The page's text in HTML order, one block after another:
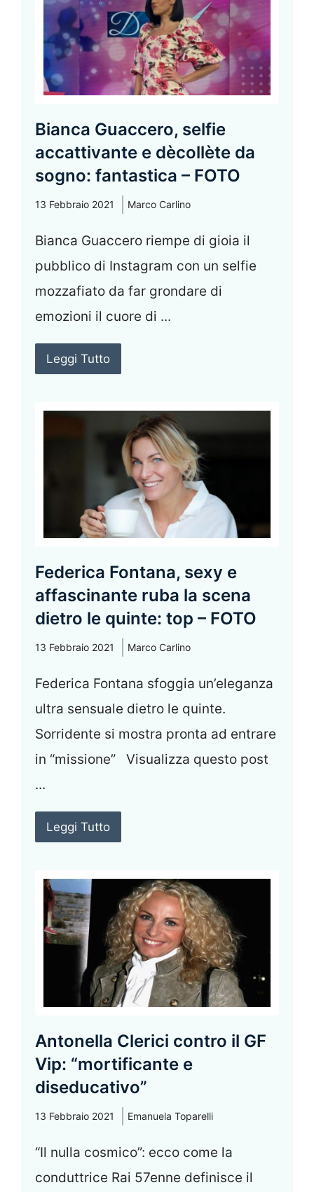
Bianca Guaccero, selfie
accattivante e dècollète da
sogno: fantastica – FOTO
13 Febbraio 2021 Marco Carlino
Bianca Guaccero riempe di gioia il
pubblico di Instagram con un selfie
mozzafiato da far grondare di
emozioni il cuore di ...
Leggi Tutto
Federica Fontana, sexy e
affascinante ruba la scena
dietro le quinte: top – FOTO
13 Febbraio 2021 Marco Carlino
Federica Fontana sfoggia un’eleganza
ultra sensuale dietro le quinte.
Sorridente si mostra pronta ad entrare
in “missione” Visualizza questo post
...
Leggi Tutto
Antonella Clerici contro il GF
Vip: “mortificante e
diseducativo”
13 Febbraio 2021 Emanuela Toparelli
“Il nulla cosmico”: ecco come la
conduttrice Rai 57enne definisce il